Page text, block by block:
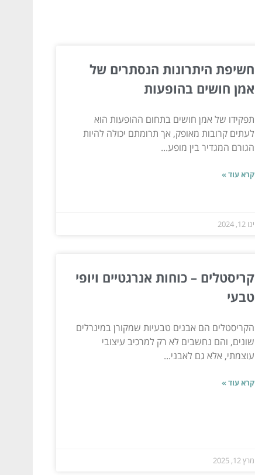
חשיפת היתרונות הנסתרים של
אמן חושים בהופעות
תפקידו של אמן חושים בתחום ההופעות הוא
לעתים קרובות מאופק, אך תרומתם יכולה להיות
הגורם המגדיר בין מופע...
קרא עוד »
ינו 12, 2024
קריסטלים – כוחות אנרגטיים ויופי
טבעי
הקריסטלים הם אבנים טבעיות שמקורן במינרלים
שונים, והם נחשבים לא רק למרכיב עיצובי
עוצמתי, אלא גם לאבני...
קרא עוד »
מרץ 12, 2025